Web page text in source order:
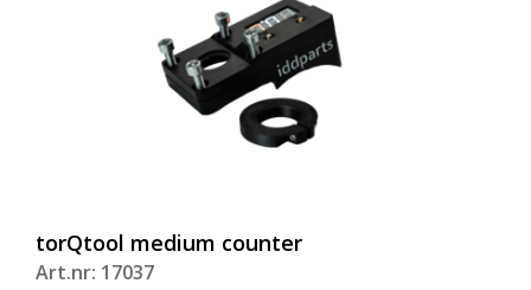
torQtool medium counter
Art.nr: 17037